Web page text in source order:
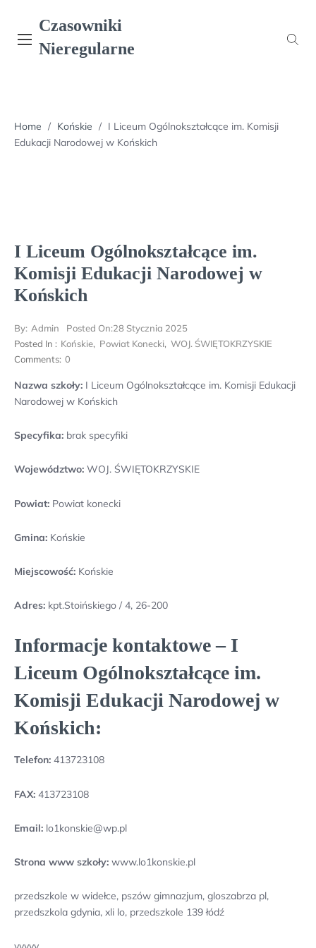
content
Czasowniki
Nieregularne
Home / Końskie / I Liceum Ogólnokształcące im. Komisji
Edukacji Narodowej w Końskich
I Liceum Ogólnokształcące im.
Komisji Edukacji Narodowej w
Końskich
By: Admin Posted On:28 Stycznia 2025
Posted In : Końskie, Powiat Konecki, WOJ. ŚWIĘTOKRZYSKIE
Comments: 0
Nazwa szkoły: I Liceum Ogólnokształcące im. Komisji Edukacji
Narodowej w Końskich
Specyfika: brak specyfiki
Województwo: WOJ. ŚWIĘTOKRZYSKIE
Powiat: Powiat konecki
Gmina: Końskie
Miejscowość: Końskie
Adres: kpt.Stoińskiego / 4, 26-200
Informacje kontaktowe – I
Liceum Ogólnokształcące im.
Komisji Edukacji Narodowej w
Końskich:
Telefon: 413723108
FAX: 413723108
Email: lo1konskie@wp.pl
Strona www szkoły: www.lo1konskie.pl
przedszkole w widełce, pszów gimnazjum, gloszabrza pl,
przedszkola gdynia, xli lo, przedszkole 139 łódź